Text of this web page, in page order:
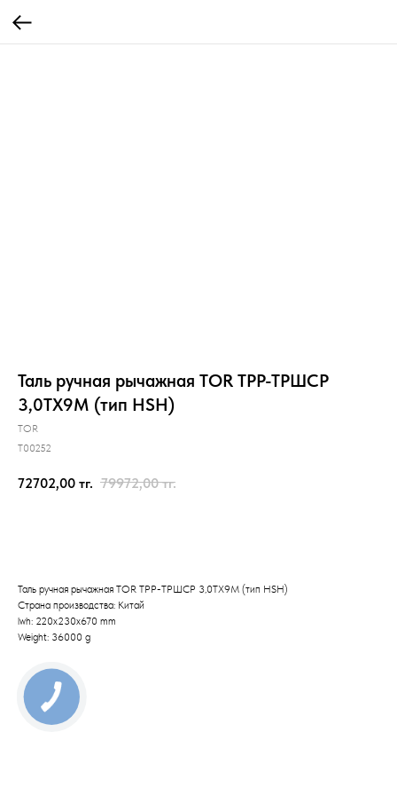
Таль ручная рычажная TOR ТРР-ТРШСР
3,0ТХ9М (тип HSH)
TOR
T00252
72702,00 тг. 79972,00 тг.
Таль ручная рычажная TOR ТРР-ТРШСР 3,0ТХ9М (тип HSH)
Страна производства: Китай
lwh: 220x230x670 mm
Weight: 36000 g